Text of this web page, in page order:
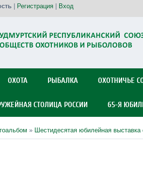
Регистрация Вход
ОХОТА РЫБАЛКА ОХОТНИЧЬЕ
СТОЛИЦА РОССИИ 65-Я
» Шестидесятая юбилейная выставка